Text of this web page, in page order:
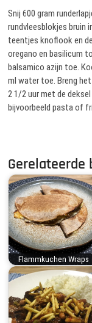
Snij 600 gram
rundvleesblokjes bruin
teentjes knoflook en
oregano en basilicum
balsamico azijn toe.
ml water toe. Breng
2 1/2 uur met de
bijvoorbeeld pasta of
Gerelateerde
Flammkuchen Wraps